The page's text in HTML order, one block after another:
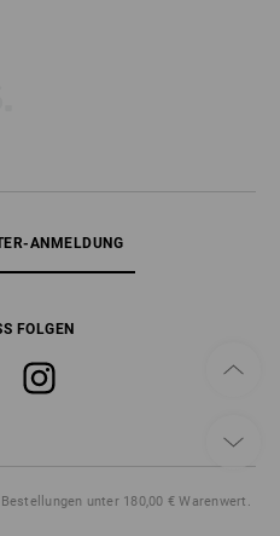
ANMELDUNG
FOLGEN
unter 180,00 € Warenwert.